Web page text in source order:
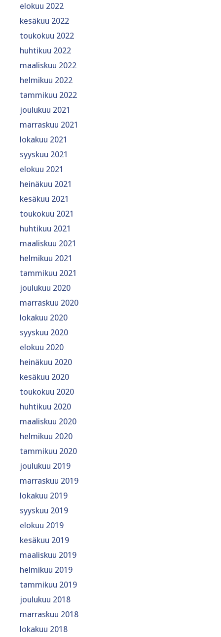
elokuu 2022
kesäkuu 2022
toukokuu 2022
huhtikuu 2022
maaliskuu 2022
helmikuu 2022
tammikuu 2022
joulukuu 2021
marraskuu 2021
lokakuu 2021
syyskuu 2021
elokuu 2021
heinäkuu 2021
kesäkuu 2021
toukokuu 2021
huhtikuu 2021
maaliskuu 2021
helmikuu 2021
tammikuu 2021
joulukuu 2020
marraskuu 2020
lokakuu 2020
syyskuu 2020
elokuu 2020
heinäkuu 2020
kesäkuu 2020
toukokuu 2020
huhtikuu 2020
maaliskuu 2020
helmikuu 2020
tammikuu 2020
joulukuu 2019
marraskuu 2019
lokakuu 2019
syyskuu 2019
elokuu 2019
kesäkuu 2019
maaliskuu 2019
helmikuu 2019
tammikuu 2019
joulukuu 2018
marraskuu 2018
lokakuu 2018